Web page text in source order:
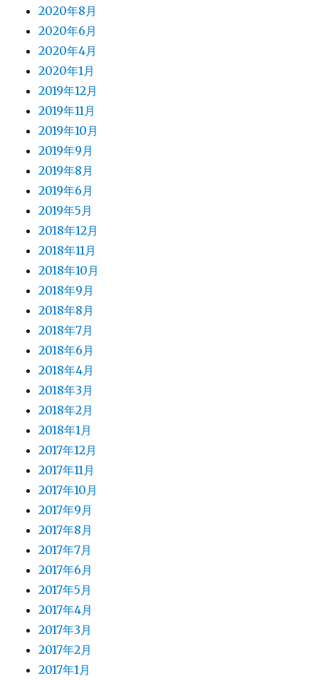
2020年8月
2020年6月
2020年4月
2020年1月
2019年12月
2019年11月
2019年10月
2019年9月
2019年8月
2019年6月
2019年5月
2018年12月
2018年11月
2018年10月
2018年9月
2018年8月
2018年7月
2018年6月
2018年4月
2018年3月
2018年2月
2018年1月
2017年12月
2017年11月
2017年10月
2017年9月
2017年8月
2017年7月
2017年6月
2017年5月
2017年4月
2017年3月
2017年2月
2017年1月